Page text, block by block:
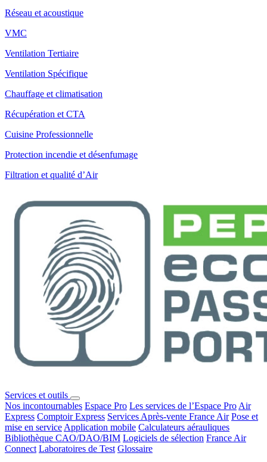
Réseau et acoustique
VMC
Ventilation Tertiaire
Ventilation Spécifique
Chauffage et climatisation
Récupération et CTA
Cuisine Professionnelle
Protection incendie et désenfumage
Filtration et qualité d’Air
Services et outils
Nos incontournables Espace Pro Les services de l’Espace Pro Air
Express Comptoir Express Services Après-vente France Air Pose et
mise en service Application mobile Calculateurs aérauliques
Bibliothèque CAO/DAO/BIM Logiciels de sélection France Air
Connect Laboratoires de Test Glossaire